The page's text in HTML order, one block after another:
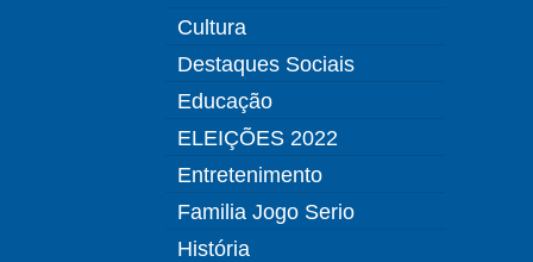
Cultura
Destaques Sociais
Educação
ELEIÇÕES 2022
Entretenimento
Familia Jogo Serio
História